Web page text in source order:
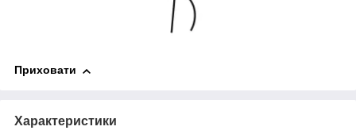
Приховати
Характеристики